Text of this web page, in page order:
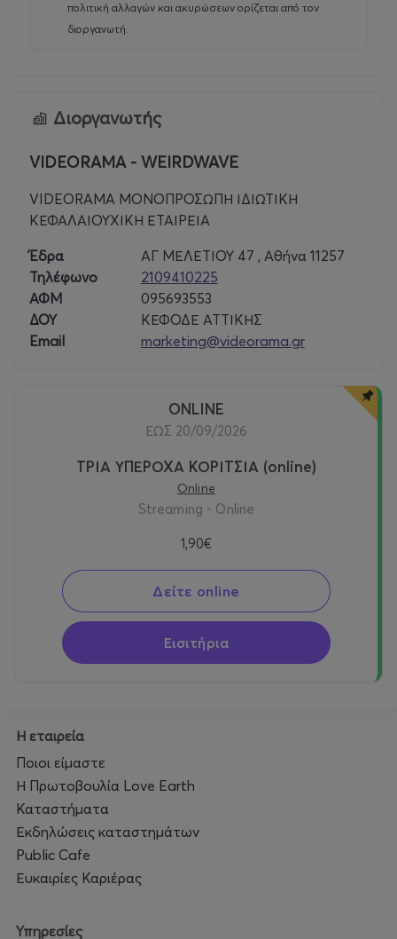
πολιτική αλλαγών και ακυρώσεων ορίζεται από τον
διοργανωτή.
Διοργανωτής
VIDEORAMA - WEIRDWAVE
VIDEORAMA ΜΟΝΟΠΡΟΣΩΠΗ ΙΔΙΩΤΙΚΗ
ΚΕΦΑΛΑΙΟΥΧΙΚΗ ΕΤΑΙΡΕΙΑ
Έδρα
ΑΓ ΜΕΛΕΤΙΟΥ 47 , Αθήνα 11257
Τηλέφωνο
2109410225
ΑΦΜ
095693553
ΔΟΥ
ΚΕΦΟΔΕ ΑΤΤΙΚΗΣ
Email
marketing@videorama.gr
ONLINE
ΕΩΣ 20/09/2026
ΤΡΙΑ ΥΠΕΡΟΧΑ ΚΟΡΙΤΣΙΑ (online)
Online
Streaming - Online
1,90€
Δείτε online
Εισιτήρια
Η εταιρεία
Ποιοι είμαστε
Η Πρωτοβουλία Love Earth
Καταστήματα
Εκδηλώσεις καταστημάτων
Public Cafe
Ευκαιρίες Καριέρας
Υπηρεσίες